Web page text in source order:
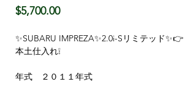
$5,700.00価
✨SUBARU IMPREZA✨2.0i-Sリミテッド✨👉
本土仕入れ❕
年式 ２０１１年式